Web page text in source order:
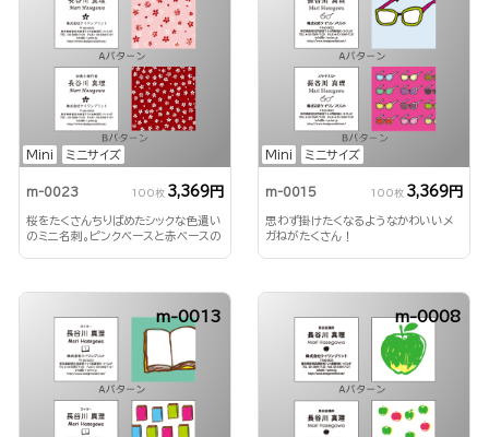
Mini ミニサイズ
m-0023 100枚 3,369円
桜をたくさんちりばめたシックな色遣い
のミニ名刺。ピンクベースと赤ベースの
Mini ミニサイズ
m-0015 100枚 3,369円
思わず掛けたくなるようなかわいいメ
ガねがたくさん！
m-0013 m-0008